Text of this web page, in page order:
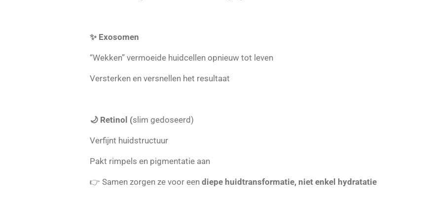
✨ Exosomen
“Wekken” vermoeide huidcellen opnieuw tot leven
Versterken en versnellen het resultaat
🌙 Retinol (slim gedoseerd)
Verfijnt huidstructuur
Pakt rimpels en pigmentatie aan
👉 Samen zorgen ze voor een diepe huidtransformatie, niet enkel hydratatie